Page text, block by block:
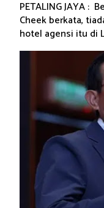
PETALING JAYA :
Cheek berkata,
hotel agensi itu di